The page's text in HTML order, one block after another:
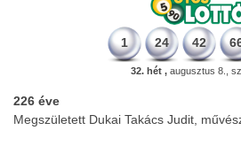
1 24 42
32. hét ,augusztus 8.,
226 éve
Megszületett Dukai Takács Judit,